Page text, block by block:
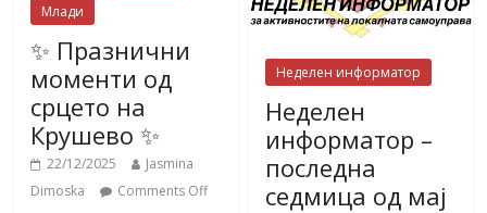
Млади
✨ Празнични
моменти од
срцето на
Крушево ✨
22/12/2025
Jasmina
Dimoska
Comments Off
Неделен информатор
Неделен
информатор –
последна
седмица од мај